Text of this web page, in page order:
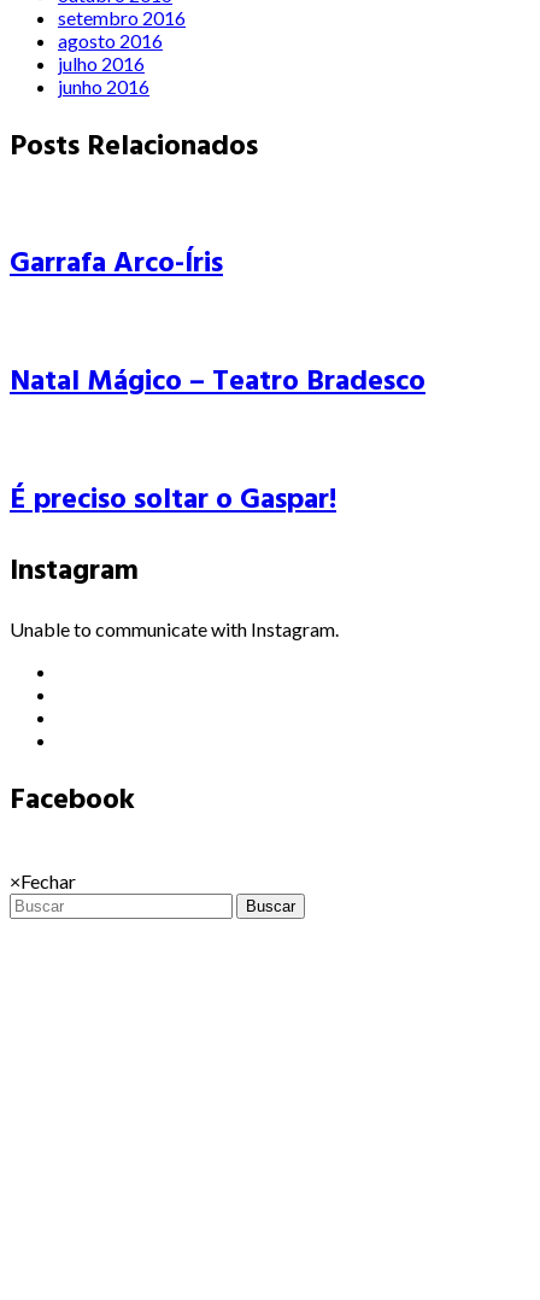
setembro 2016
agosto 2016
julho 2016
junho 2016
Posts Relacionados
Garrafa Arco-Íris
Natal Mágico – Teatro Bradesco
É preciso soltar o Gaspar!
Instagram
Unable to communicate with Instagram.
Facebook
×Fechar
Buscar